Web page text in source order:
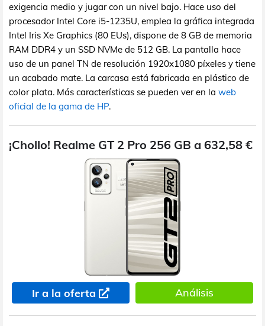
exigencia medio y jugar con un nivel bajo. Hace uso del
procesador Intel Core i5-1235U, emplea la gráfica integrada
Intel Iris Xe Graphics (80 EUs), dispone de 8 GB de memoria
RAM DDR4 y un SSD NVMe de 512 GB. La pantalla hace
uso de un panel TN de resolución 1920x1080 píxeles y tiene
un acabado mate. La carcasa está fabricada en plástico de
color plata. Más características se pueden ver en la web
oficial de la gama de HP.
¡Chollo! Realme GT 2 Pro 256 GB a 632,58 €
Ir a la oferta Análisis